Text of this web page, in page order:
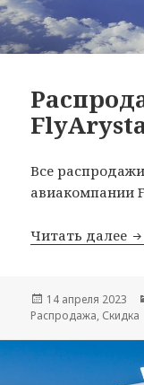
Все
авиакомпании
Читать далее
Опубликовано
14 апреля 2023
Распродажа, Скидка